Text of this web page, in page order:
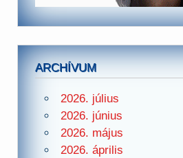
ARCHÍVUM
2026. július
2026. június
2026. május
2026. április